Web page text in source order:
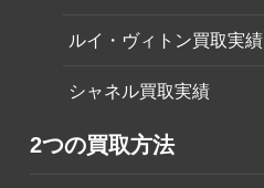
ルイ・ヴィトン買取実績
シャネル買取実績
2つの買取方法